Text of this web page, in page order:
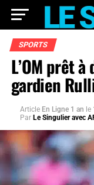
SPORTS
L’OM prêt
gardien
Article En Ligne 1 an le
Par Le Singulier avec